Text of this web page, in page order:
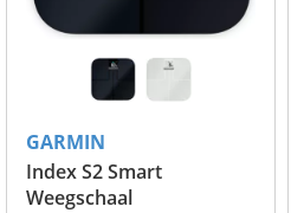
GARMIN
Index S2 Smart
Weegschaal